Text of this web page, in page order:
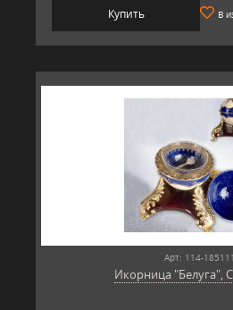
Купить В
Арт: 114-185111
Икорница "Белуга",